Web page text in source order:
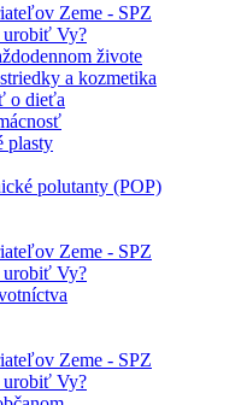
Zeme - SPZ
urobiť Vy?
živote
a kozmetika
o dieťa
plasty
polutanty (POP)
Zeme - SPZ
urobiť Vy?
Zeme - SPZ
urobiť Vy?